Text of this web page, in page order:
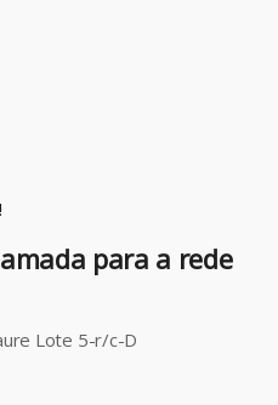
para a rede
Lote 5-r/c-D